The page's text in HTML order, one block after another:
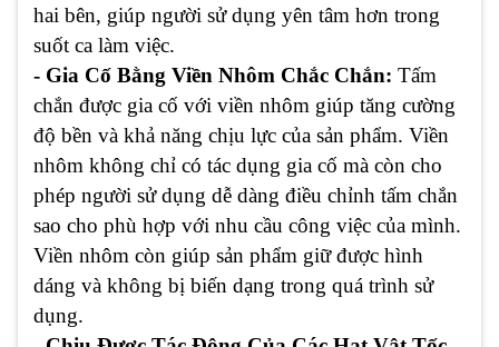
hai bên, giúp người sử dụng yên tâm hơn trong
suốt ca làm việc.
- Gia Cố Bằng Viền Nhôm Chắc Chắn: Tấm
chắn được gia cố với viền nhôm giúp tăng cường
độ bền và khả năng chịu lực của sản phẩm. Viền
nhôm không chỉ có tác dụng gia cố mà còn cho
phép người sử dụng dễ dàng điều chỉnh tấm chắn
sao cho phù hợp với nhu cầu công việc của mình.
Viền nhôm còn giúp sản phẩm giữ được hình
dáng và không bị biến dạng trong quá trình sử
dụng.